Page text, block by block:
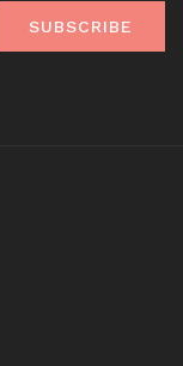
SUBSCRIBE